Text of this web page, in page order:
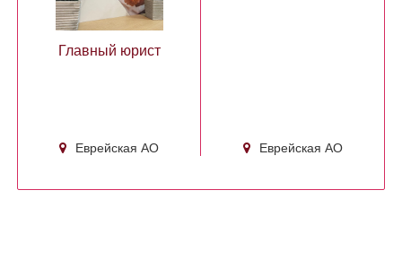
Главный юрист
Еврейская АО Еврейская АО